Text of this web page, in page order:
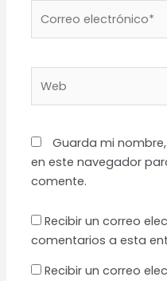
electrónico*
Guarda mi
en este navegador
comente.
Recibir un correo
comentarios a esta
Recibir un correo